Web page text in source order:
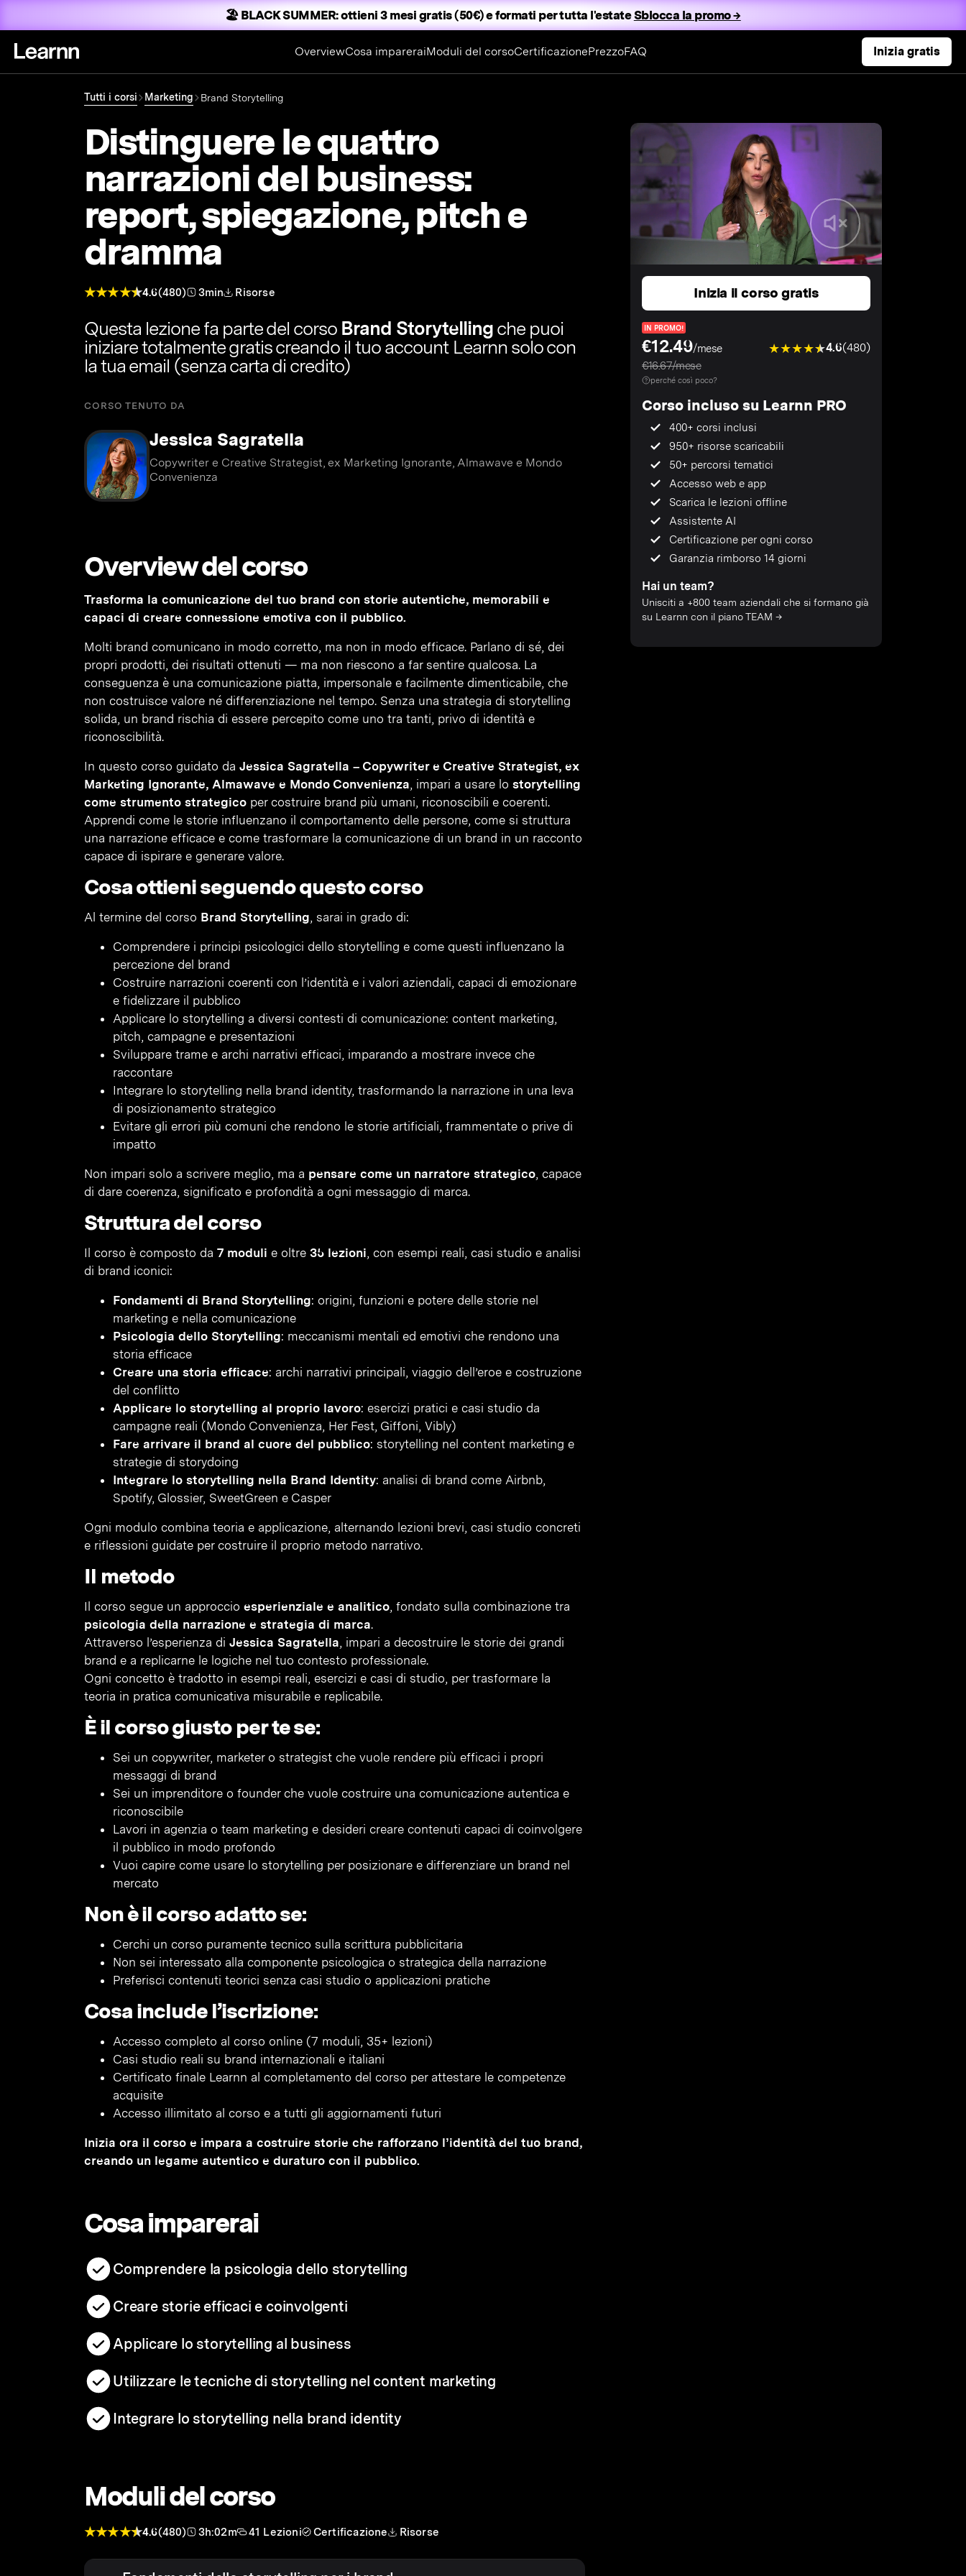
🏖️ BLACK SUMMER:ottieni 3 mesi gratis (50€) e formati per tutta l'estateSblocca la promo →
OverviewCosa impareraiModuli del corsoCertificazionePrezzoFAQ Inizia gratis
Tutti i corsi Marketing Brand Storytelling
Distinguere le quattro
narrazioni del business:
report, spiegazione, pitch e
dramma
4.6(480) 3min Risorse
Questa lezione fa parte del corso Brand Storytellingche puoi
iniziare totalmente gratis creando il tuo account Learnn solo con
la tua email (senza carta di credito)
CORSO TENUTO DA
Jessica Sagratella
Copywriter e Creative Strategist, ex Marketing Ignorante, Almawave e Mondo
Convenienza
Overview del corso
Trasforma la comunicazione del tuo brand con storie autentiche, memorabili e
capaci di creare connessione emotiva con il pubblico.
Molti brand comunicano in modo corretto, ma non in modo efficace. Parlano di sé, dei
propri prodotti, dei risultati ottenuti — ma non riescono a far sentire qualcosa. La
conseguenza è una comunicazione piatta, impersonale e facilmente dimenticabile, che
non costruisce valore né differenziazione nel tempo. Senza una strategia di storytelling
solida, un brand rischia di essere percepito come uno tra tanti, privo di identità e
riconoscibilità.
In questo corso guidato da Jessica Sagratella – Copywriter e Creative Strategist, ex
Marketing Ignorante, Almawave e Mondo Convenienza, impari a usare lo storytelling
come strumento strategico per costruire brand più umani, riconoscibili e coerenti.
Apprendi come le storie influenzano il comportamento delle persone, come si struttura
una narrazione efficace e come trasformare la comunicazione di un brand in un racconto
capace di ispirare e generare valore.
Cosa ottieni seguendo questo corso
Al termine del corso Brand Storytelling, sarai in grado di:
Comprendere i principi psicologici dello storytelling e come questi influenzano la
percezione del brand
Costruire narrazioni coerenti con l’identità e i valori aziendali, capaci di emozionare
e fidelizzare il pubblico
Applicare lo storytelling a diversi contesti di comunicazione: content marketing,
pitch, campagne e presentazioni
Sviluppare trame e archi narrativi efficaci, imparando a mostrare invece che
raccontare
Integrare lo storytelling nella brand identity, trasformando la narrazione in una leva
di posizionamento strategico
Evitare gli errori più comuni che rendono le storie artificiali, frammentate o prive di
impatto
Non impari solo a scrivere meglio, ma a pensare come un narratore strategico, capace
di dare coerenza, significato e profondità a ogni messaggio di marca.
Struttura del corso
Il corso è composto da 7 moduli e oltre 35 lezioni, con esempi reali, casi studio e analisi
di brand iconici:
Fondamenti di Brand Storytelling: origini, funzioni e potere delle storie nel
marketing e nella comunicazione
Psicologia dello Storytelling: meccanismi mentali ed emotivi che rendono una
storia efficace
Creare una storia efficace: archi narrativi principali, viaggio dell’eroe e costruzione
del conflitto
Applicare lo storytelling al proprio lavoro: esercizi pratici e casi studio da
campagne reali (Mondo Convenienza, Her Fest, Giffoni, Vibly)
Fare arrivare il brand al cuore del pubblico: storytelling nel content marketing e
strategie di storydoing
Integrare lo storytelling nella Brand Identity: analisi di brand come Airbnb,
Spotify, Glossier, SweetGreen e Casper
Ogni modulo combina teoria e applicazione, alternando lezioni brevi, casi studio concreti
e riflessioni guidate per costruire il proprio metodo narrativo.
Il metodo
Il corso segue un approccio esperienziale e analitico, fondato sulla combinazione tra
psicologia della narrazione e strategia di marca.
Attraverso l’esperienza di Jessica Sagratella, impari a decostruire le storie dei grandi
brand e a replicarne le logiche nel tuo contesto professionale.
Ogni concetto è tradotto in esempi reali, esercizi e casi di studio, per trasformare la
teoria in pratica comunicativa misurabile e replicabile.
È il corso giusto per te se:
Sei un copywriter, marketer o strategist che vuole rendere più efficaci i propri
messaggi di brand
Sei un imprenditore o founder che vuole costruire una comunicazione autentica e
riconoscibile
Lavori in agenzia o team marketing e desideri creare contenuti capaci di coinvolgere
il pubblico in modo profondo
Vuoi capire come usare lo storytelling per posizionare e differenziare un brand nel
mercato
Non è il corso adatto se:
Cerchi un corso puramente tecnico sulla scrittura pubblicitaria
Non sei interessato alla componente psicologica o strategica della narrazione
Preferisci contenuti teorici senza casi studio o applicazioni pratiche
Cosa include l’iscrizione:
Accesso completo al corso online (7 moduli, 35+ lezioni)
Casi studio reali su brand internazionali e italiani
Certificato finale Learnn al completamento del corso per attestare le competenze
acquisite
Accesso illimitato al corso e a tutti gli aggiornamenti futuri
Inizia ora il corso e impara a costruire storie che rafforzano l’identità del tuo brand,
creando un legame autentico e duraturo con il pubblico.
Cosa imparerai
Comprendere la psicologia dello storytelling
Creare storie efficaci e coinvolgenti
Applicare lo storytelling al business
Utilizzare le tecniche di storytelling nel content marketing
Integrare lo storytelling nella brand identity
Moduli del corso
4.6(480) 3h:02m 41 Lezioni Certificazione Risorse
Inizia il corso gratis
IN PROMO!
€12.49/mese
€16.67/mese
4.6(480)
perché così poco?
Corso incluso su Learnn PRO
400+ corsi inclusi
950+ risorse scaricabili
50+ percorsi tematici
Accesso web e app
Scarica le lezioni offline
Assistente AI
Certificazione per ogni corso
Garanzia rimborso 14 giorni
Hai un team?
Unisciti a +800 team aziendali che si formano già
su Learnn con il piano TEAM →